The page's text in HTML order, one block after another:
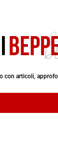
con articoli,